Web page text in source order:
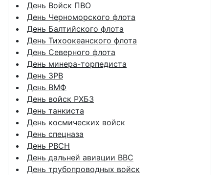
День Войск ПВО
День Черноморского флота
День Балтийского флота
День Тихоокеанского флота
День Северного флота
День минера-торпедиста
День ЗРВ
День ВМФ
День войск РХБЗ
День танкиста
День космических войск
День спецназа
День РВСН
День дальней авиации ВВС
День трубопроводных войск